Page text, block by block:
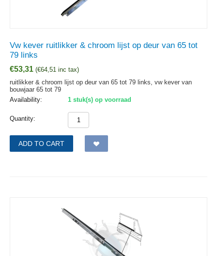
Vw kever ruitlikker & chroom lijst op deur van 65 tot
79 links
€53,31 (€64,51 inc tax)
ruitlikker & chroom lijst op deur van 65 tot 79 links, vw kever van
bouwjaar 65 tot 79
Availability:
1 stuk(s) op voorraad
Quantity:
ADD TO CART